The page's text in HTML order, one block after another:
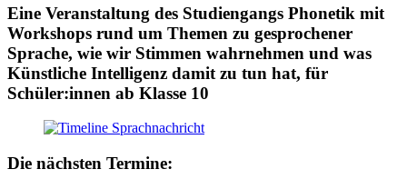
Eine Veranstaltung des Studiengangs Phonetik mit
Workshops rund um Themen zu gesprochener
Sprache, wie wir Stimmen wahrnehmen und was
Künstliche Intelligenz damit zu tun hat, für
Schüler:innen ab Klasse 10
Die nächsten Termine: